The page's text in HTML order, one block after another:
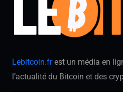
Lebitcoin.frest un média en
l’actualité du Bitcoin et des